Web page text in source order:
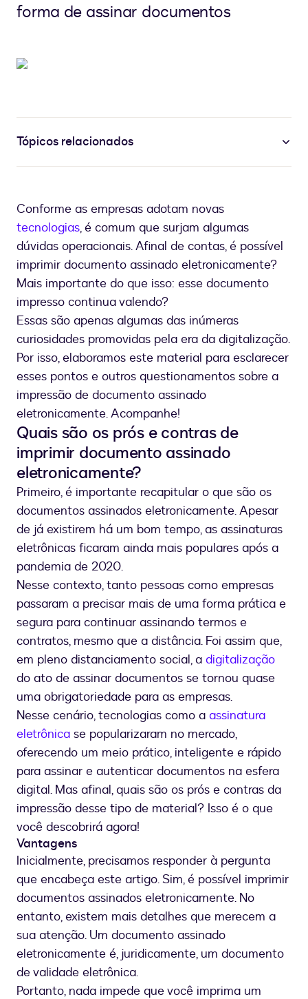
forma de assinar documentos
Tópicos relacionados
Conforme as empresas adotam novas
tecnologias, é comum que surjam algumas
dúvidas operacionais. Afinal de contas, é possível
imprimir documento assinado eletronicamente?
Mais importante do que isso: esse documento
impresso continua valendo?
Essas são apenas algumas das inúmeras
curiosidades promovidas pela era da digitalização.
Por isso, elaboramos este material para esclarecer
esses pontos e outros questionamentos sobre a
impressão de documento assinado
eletronicamente. Acompanhe!
Quais são os prós e contras de
imprimir documento assinado
eletronicamente?
Primeiro, é importante recapitular o que são os
documentos assinados eletronicamente. Apesar
de já existirem há um bom tempo, as assinaturas
eletrônicas ficaram ainda mais populares após a
pandemia de 2020.
Nesse contexto, tanto pessoas como empresas
passaram a precisar mais de uma forma prática e
segura para continuar assinando termos e
contratos, mesmo que a distância. Foi assim que,
em pleno distanciamento social, a digitalização
do ato de assinar documentos se tornou quase
uma obrigatoriedade para as empresas.
Nesse cenário, tecnologias como a assinatura
eletrônica se popularizaram no mercado,
oferecendo um meio prático, inteligente e rápido
para assinar e autenticar documentos na esfera
digital. Mas afinal, quais são os prós e contras da
impressão desse tipo de material? Isso é o que
você descobrirá agora!
Vantagens
Inicialmente, precisamos responder à pergunta
que encabeça este artigo. Sim, é possível imprimir
documentos assinados eletronicamente. No
entanto, existem mais detalhes que merecem a
sua atenção. Um documento assinado
eletronicamente é, juridicamente, um documento
de validade eletrônica.
Portanto, nada impede que você imprima um